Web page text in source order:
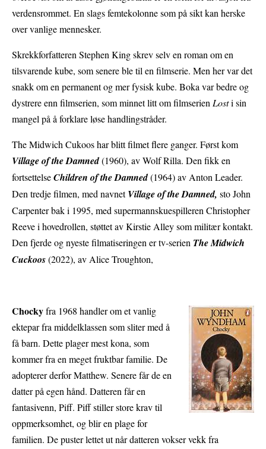
verdensrommet. En slags femtekolonne som på sikt kan herske
over vanlige mennesker.
Skrekkforfatteren Stephen King skrev selv en roman om en
tilsvarende kube, som senere ble til en filmserie. Men her var det
snakk om en permanent og mer fysisk kube. Boka var bedre og
dystrere enn filmserien, som minnet litt om filmserienLosti sin
mangel på å forklare løse handlingstråder.
The Midwich Cukoos har blitt filmet flere ganger. Først kom
Village of the Damned(1960), av Wolf Rilla. Den fikk en
fortsettelseChildren of the Damned(1964) av Anton Leader.
Den tredje filmen, med navnetVillage of the Damned, sto John
Carpenter bak i 1995, med supermannskuespilleren Christopher
Reeve i hovedrollen, støttet av Kirstie Alley som militær kontakt.
Den fjerde og nyeste filmatiseringen er tv-serien The Midwich
Cuckoos(2022), av Alice Troughton,
Chockyfra 1968 handler om et vanlig
ektepar fra middelklassen som sliter med å
få barn. Dette plager mest kona, som
kommer fra en meget fruktbar familie. De
adopterer derfor Matthew. Senere får de en
datter på egen hånd. Datteren får en
fantasivenn, Piff. Piff stiller store krav til
oppmerksomhet, og blir en plage for
familien. De puster lettet ut når datteren vokser vekk fra